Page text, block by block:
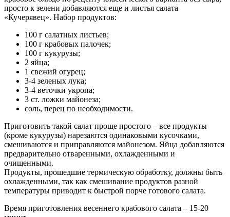
просто к зелени добавляются еще и листья салата
«Кучерявец». Набор продуктов:
100 г салатных листьев;
100 г крабовых палочек;
100 г кукурузы;
2 яйца;
1 свежий огурец;
3-4 зеленых лука;
3-4 веточки укропа;
3 ст. ложки майонеза;
соль, перец по необходимости.
Приготовить такой салат проще простого – все продукты
(кроме кукурузы) нарезаются одинаковыми кусочками,
смешиваются и приправляются майонезом. Яйца добавляются
предварительно отваренными, охлажденными и
очищенными.
Продукты, прошедшие термическую обработку, должны быть
охлажденными, так как смешивание продуктов разной
температуры приводит к быстрой порче готового салата.
Время приготовления весеннего крабового салата – 15-20